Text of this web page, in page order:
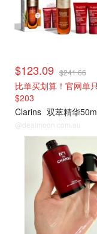
$123.09 $241.66
比单买划算！官网单
$203
Clarins 双萃精华
@dealmoon.com.au